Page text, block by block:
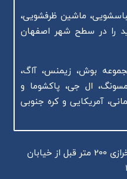
ماشین ظرفشویی،
را در سطح شهر اصفهان
بوش، زیمنس، آاگ،
ال جی، پاکشوما و
آمریکایی و کره جنوبی
آدرس: اصفهان ، کنار گذر اتوبان خرازی 200 متر قبل از خیابان